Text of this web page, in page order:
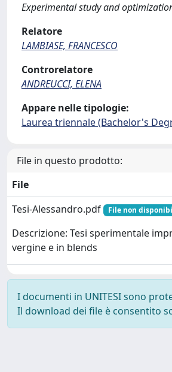
Experimental study and
Relatore
LAMBIASE, FRANCESCO
Controrelatore
ANDREUCCI, ELENA
Appare nelle tipologie:
Laurea triennale (Bachelor's
File in questo prodotto:
File
Tesi-Alessandro.pdf
File non
Descrizione: Tesi sperimentale
vergine e in blends
I documenti in UNITESI sono
Il download dei file è consentito